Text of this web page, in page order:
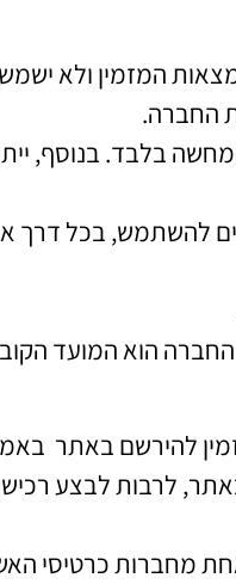
המזמין ולא
החברה.
בלבד. בנוסף,
להשתמש, בכל דרך
החברה הוא המועד
להירשם באתר
לרבות לבצע
מחברות כרטיסי